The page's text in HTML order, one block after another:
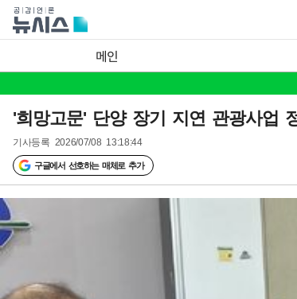
메인
'희망고문' 단양 장기 지연 관광사업
기사등록 2026/07/08 13:18:44
구글에서 선호하는 매체로 추가